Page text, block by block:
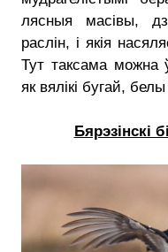
лясныя масівы,
раслін, і якiя
Тут таксама можна
як вялікі бугай,
Бярэзінскі